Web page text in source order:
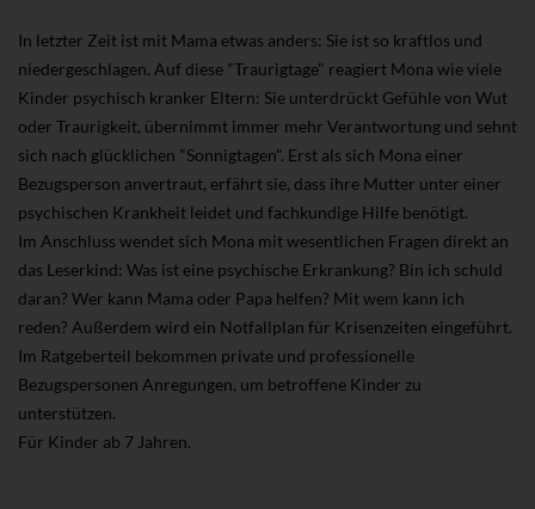
In letzter Zeit ist mit Mama etwas anders: Sie ist so kraftlos und
niedergeschlagen. Auf diese "Traurigtage" reagiert Mona wie viele
Kinder psychisch kranker Eltern: Sie unterdrückt Gefühle von Wut
oder Traurigkeit, übernimmt immer mehr Verantwortung und sehnt
sich nach glücklichen "Sonnigtagen". Erst als sich Mona einer
Bezugsperson anvertraut, erfährt sie, dass ihre Mutter unter einer
psychischen Krankheit leidet und fachkundige Hilfe benötigt.
Im Anschluss wendet sich Mona mit wesentlichen Fragen direkt an
das Leserkind: Was ist eine psychische Erkrankung? Bin ich schuld
daran? Wer kann Mama oder Papa helfen? Mit wem kann ich
reden? Außerdem wird ein Notfallplan für Krisenzeiten eingeführt.
Im Ratgeberteil bekommen private und professionelle
Bezugspersonen Anregungen, um betroffene Kinder zu
unterstützen.
Für Kinder ab 7 Jahren.